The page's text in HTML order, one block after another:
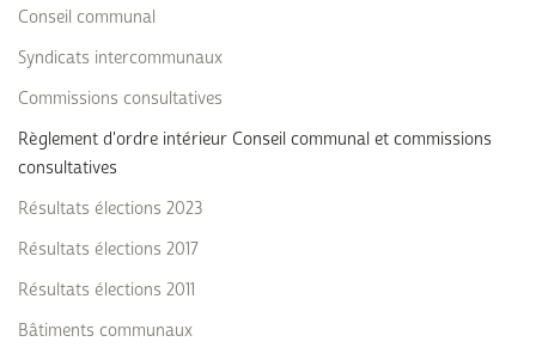
Conseil communal
Syndicats intercommunaux
Commissions consultatives
Règlement d'ordre intérieur Conseil communal et commissions
consultatives
Résultats élections 2023
Résultats élections 2017
Résultats élections 2011
Bâtiments communaux